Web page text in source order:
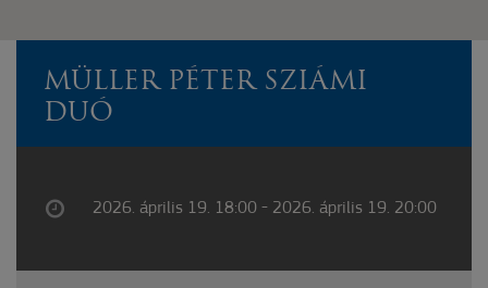
MÜLLER PÉTER SZIÁMI
DUÓ
2026. április 19. 18:00 - 2026. április 19. 20:00